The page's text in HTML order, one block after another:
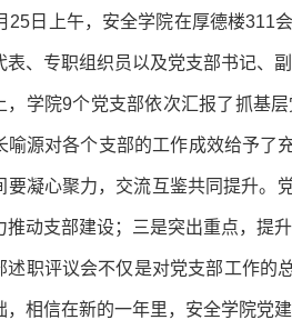
25 日上午，安全学院在厚德楼311
表、专职组织员以及党支部书记、
，学院9个党支部依次汇报了抓基
喻源对各个支部的工作成效给予了
要凝心聚力，交流互鉴共同提升。
推动支部建设；三是突出重点，提
述职评议会不仅是对党支部工作的
，相信在新的一年里，安全学院党